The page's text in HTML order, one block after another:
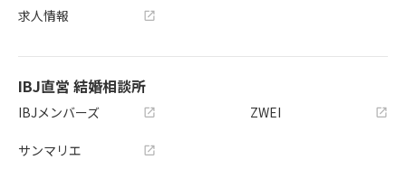
求人情報
IBJ直営 結婚相談所
IBJメンバーズ
サンマリエ
ZWEI